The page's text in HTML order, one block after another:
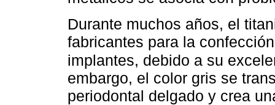
Durante muchos años, el
fabricantes para la
implantes, debido a su
embargo, el соlor gris se
periodontal delgado y crea